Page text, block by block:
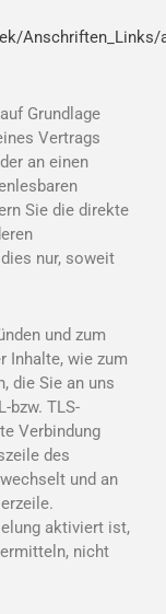
Grundlage
Vertrags
an einen
Sie die direkte
nur, soweit
und zum
Inhalte, wie zum
die Sie an uns
bzw. TLS-
Verbindung
des
und an
aktiviert ist,
nicht